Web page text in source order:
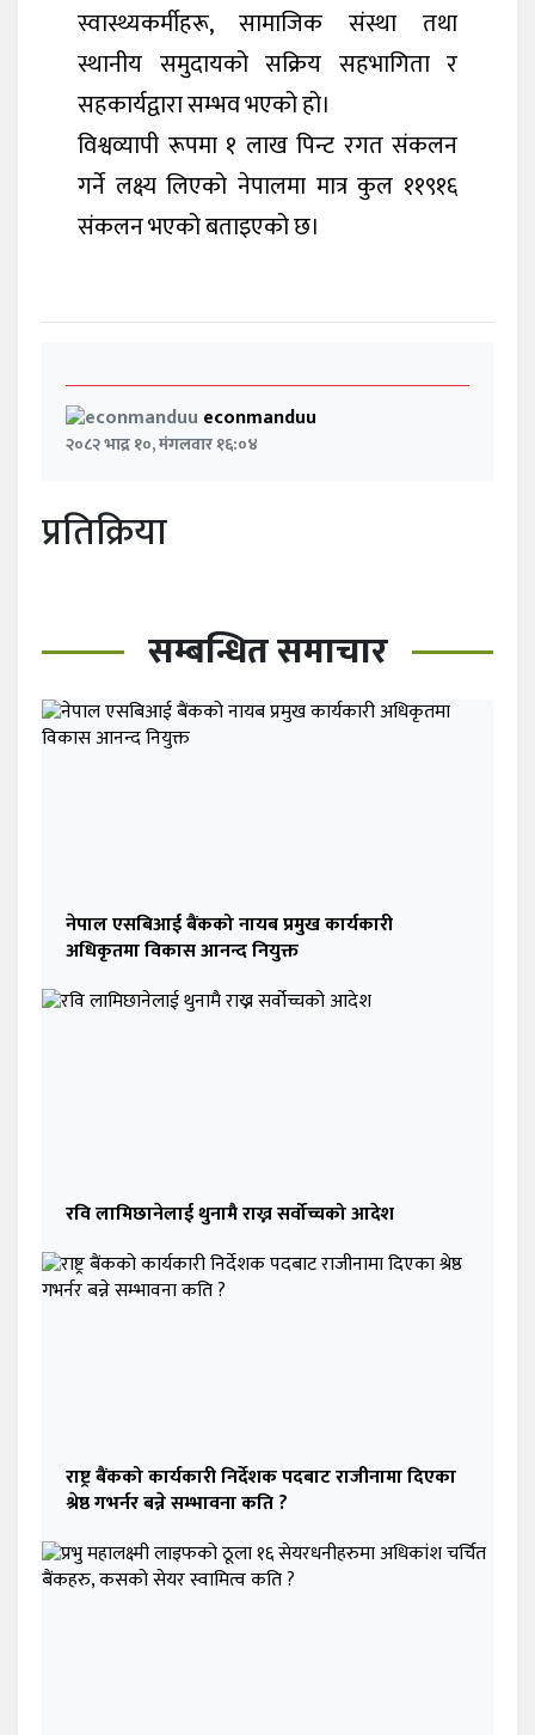
स्वास्थ्यकर्मीहरू, सामाजिक संस्था तथा
स्थानीय समुदायको सक्रिय सहभागिता र
सहकार्यद्वारा सम्भव भएको हो।
विश्वव्यापी रूपमा १ लाख पिन्ट रगत संकलन
गर्ने लक्ष्य लिएको नेपालमा मात्र कुल ११९१६
संकलन भएको बताइएको छ।
econmanduu
२०८२ भाद्र १०, मंगलवार १६:०४
प्रतिक्रिया
सम्बन्धित समाचार
नेपाल एसबिआई बैंकको नायब प्रमुख कार्यकारी
अधिकृतमा विकास आनन्द नियुक्त
रवि लामिछानेलाई थुनामै राख्न सर्वोच्चको आदेश
राष्ट्र बैंकको कार्यकारी निर्देशक पदबाट राजीनामा दिएका
श्रेष्ठ गभर्नर बन्ने सम्भावना कति ?